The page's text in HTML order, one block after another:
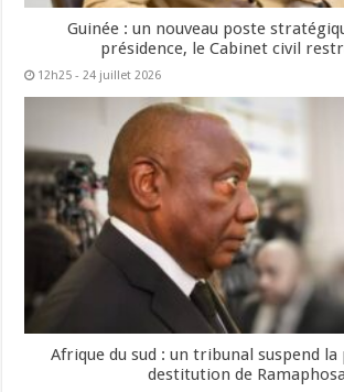
Guinée : un nouveau poste
présidence, le Cabinet civil
12h25 - 24 juillet 2026
Afrique du sud : un tribunal suspend la
destitution de Ramaphosa